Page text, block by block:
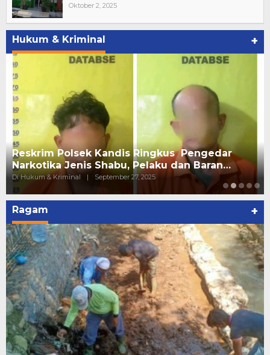
Oktober 2, 2025
Hukum & Kriminal +
Reskrim Polsek Kandis Ringkus Pengedar
Narkotika Jenis Shabu, Pelaku dan Baran…
Di Hukum & Kriminal | September 27, 2025
Ragam +